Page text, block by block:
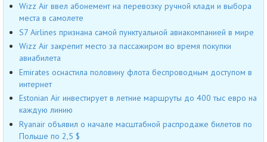
Wizz Air ввел абонемент на перевозку ручной клади и выбора
места в самолете
S7 Airlines признана самой пунктуальной авиакомпанией в мире
Wizz Air закрепит место за пассажиром во время покупки
авиабилета
Emirates оснастила половину флота беспроводным доступом в
интернет
Estonian Air инвестирует в летние маршруты до 400 тыс евро на
каждую линию
Ryanair объявил о начале масштабной распродаже билетов по
Польше по 2,5 $